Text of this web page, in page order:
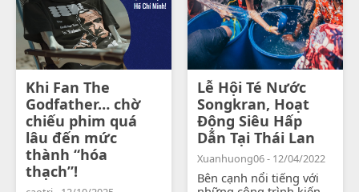
Khi Fan The
Godfather… chờ
chiếu phim quá
lâu đến mức
thành “hóa
thạch”!
Lễ Hội Té Nước
Songkran, Hoạt
Động Siêu Hấp
Dẫn Tại Thái Lan
Xuanhuong06 - 12/04/2022
Bên cạnh nổi tiếng với